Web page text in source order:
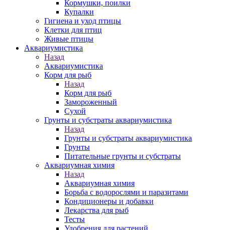
Кормушки, поилки
Купалки
Гигиена и уход птицы
Клетки для птиц
Живые птицы
Аквариумистика
Назад
Аквариумистика
Корм для рыб
Назад
Корм для рыб
Замороженный
Сухой
Грунты и субстраты аквариумистика
Назад
Грунты и субстраты аквариумистика
Грунты
Питательные грунты и субстраты
Аквариумная химия
Назад
Аквариумная химия
Борьба с водорослями и паразитами
Кондиционеры и добавки
Лекарства для рыб
Тесты
Удобрения для растений